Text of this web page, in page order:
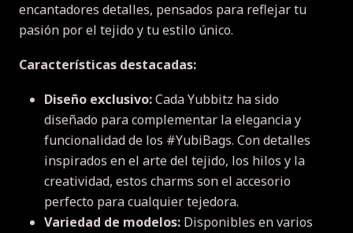
encantadores detalles, pensados para reflejar tu
pasión por el tejido y tu estilo único.
Características destacadas:
Diseño exclusivo:Cada Yubbitz ha sido
diseñado para complementar la elegancia y
funcionalidad de los #YubiBags. Con detalles
inspirados en el arte del tejido, los hilos y la
creatividad, estos charms son el accesorio
perfecto para cualquier tejedora.
Variedad de modelos: Disponibles en varios